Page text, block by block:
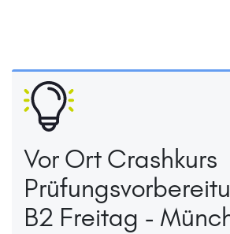
Vor Ort Crashkurs
B2 Freitag -